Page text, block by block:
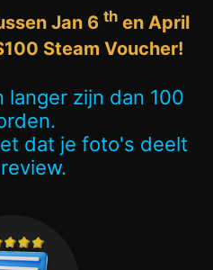
Jan 6 then April
Steam Voucher!
langer zijn dan 100
dat je foto's deelt